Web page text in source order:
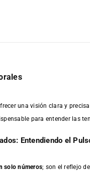
una visión clara y
para entender las
Entendiendo el
solo números; son el reflejo